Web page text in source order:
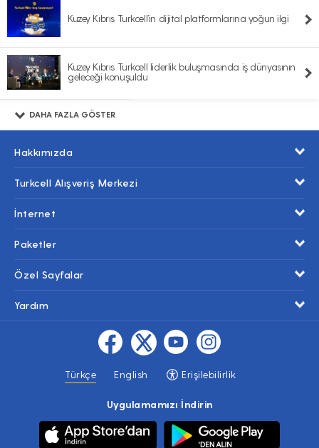
Kuzey Kıbrıs Turkcell’in dijital platformlarına yoğun ilgi
Kuzey Kıbrıs Turkcell liderlik buluşmasında iş dünyasının
geleceği konuşuldu
DAHA FAZLA GÖSTER
Hakkımızda
Turkcell Alışveriş Merkezi
İnternet
Paketler
Özel Sayfalar
Yardım
Türkçe English Erişilebilirlik
Uygulamamızı İndirin